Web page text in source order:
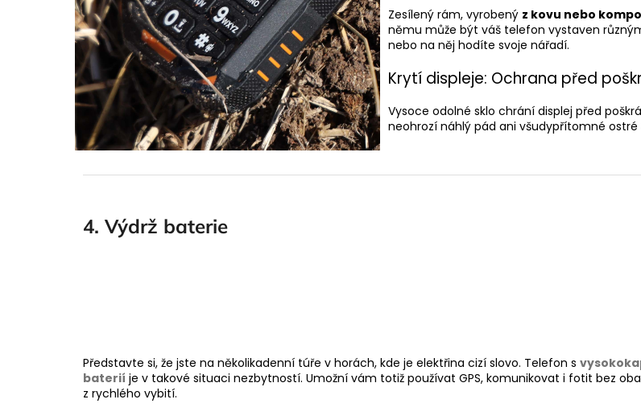
Zesílený rám, vyrobený z kovu nebo
němu může být váš telefon vystaven
nebo na něj hodíte svoje nářadí.
Krytí displeje: Ochrana před
Vysoce odolné sklo chrání displej před
neohrozí náhlý pád ani všudypřítomné ostré
4. Výdrž baterie
Představte si, že jste na několikadenní túře v horách, kde je elektřina cizí slovo. Telefon s
baterií je v takové situaci nezbytností. Umožní vám totiž používat GPS, komunikovat i fotit bez
z rychlého vybití.